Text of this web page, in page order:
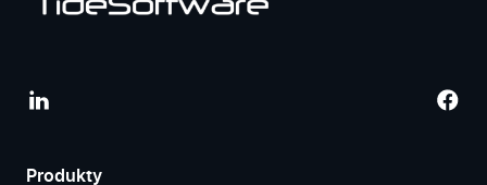
Produkty